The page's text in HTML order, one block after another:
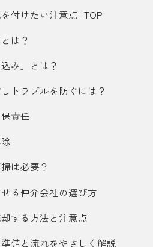
付けたい注意点_TOP
は？
み」とは？
トラブルを防ぐには？
責任
は必要？
る仲介会社の選び方
する方法と注意点
備と流れをやさしく解説